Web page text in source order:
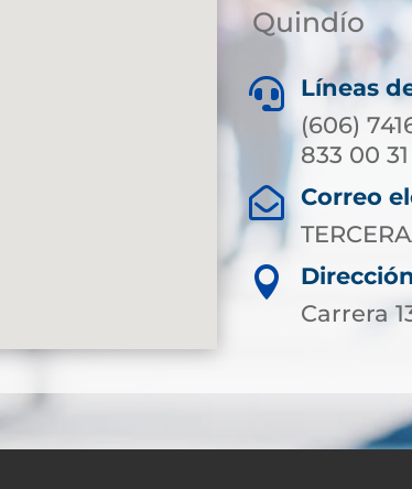
Quindío

Líneas
(606)
833 00 31

Correo

Carrera